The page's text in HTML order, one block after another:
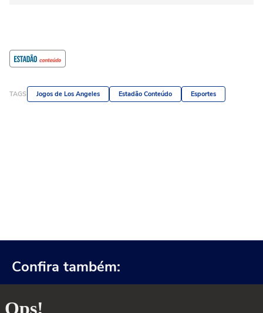
TAGS Jogos de Los Angeles Estadão Conteúdo Esportes
Confira também: